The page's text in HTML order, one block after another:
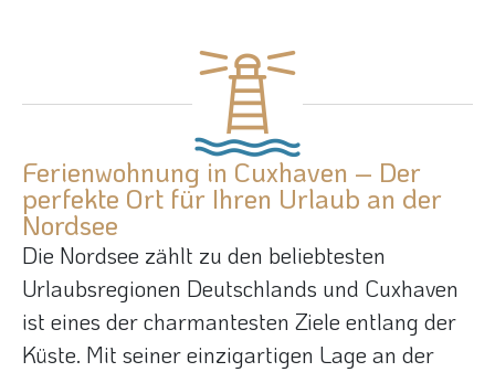
Ferienwohnung in Cuxhaven – Der
perfekte Ort für Ihren Urlaub an der
Nordsee
Die Nordsee zählt zu den beliebtesten
Urlaubsregionen Deutschlands und Cuxhaven
ist eines der charmantesten Ziele entlang der
Küste. Mit seiner einzigartigen Lage an der